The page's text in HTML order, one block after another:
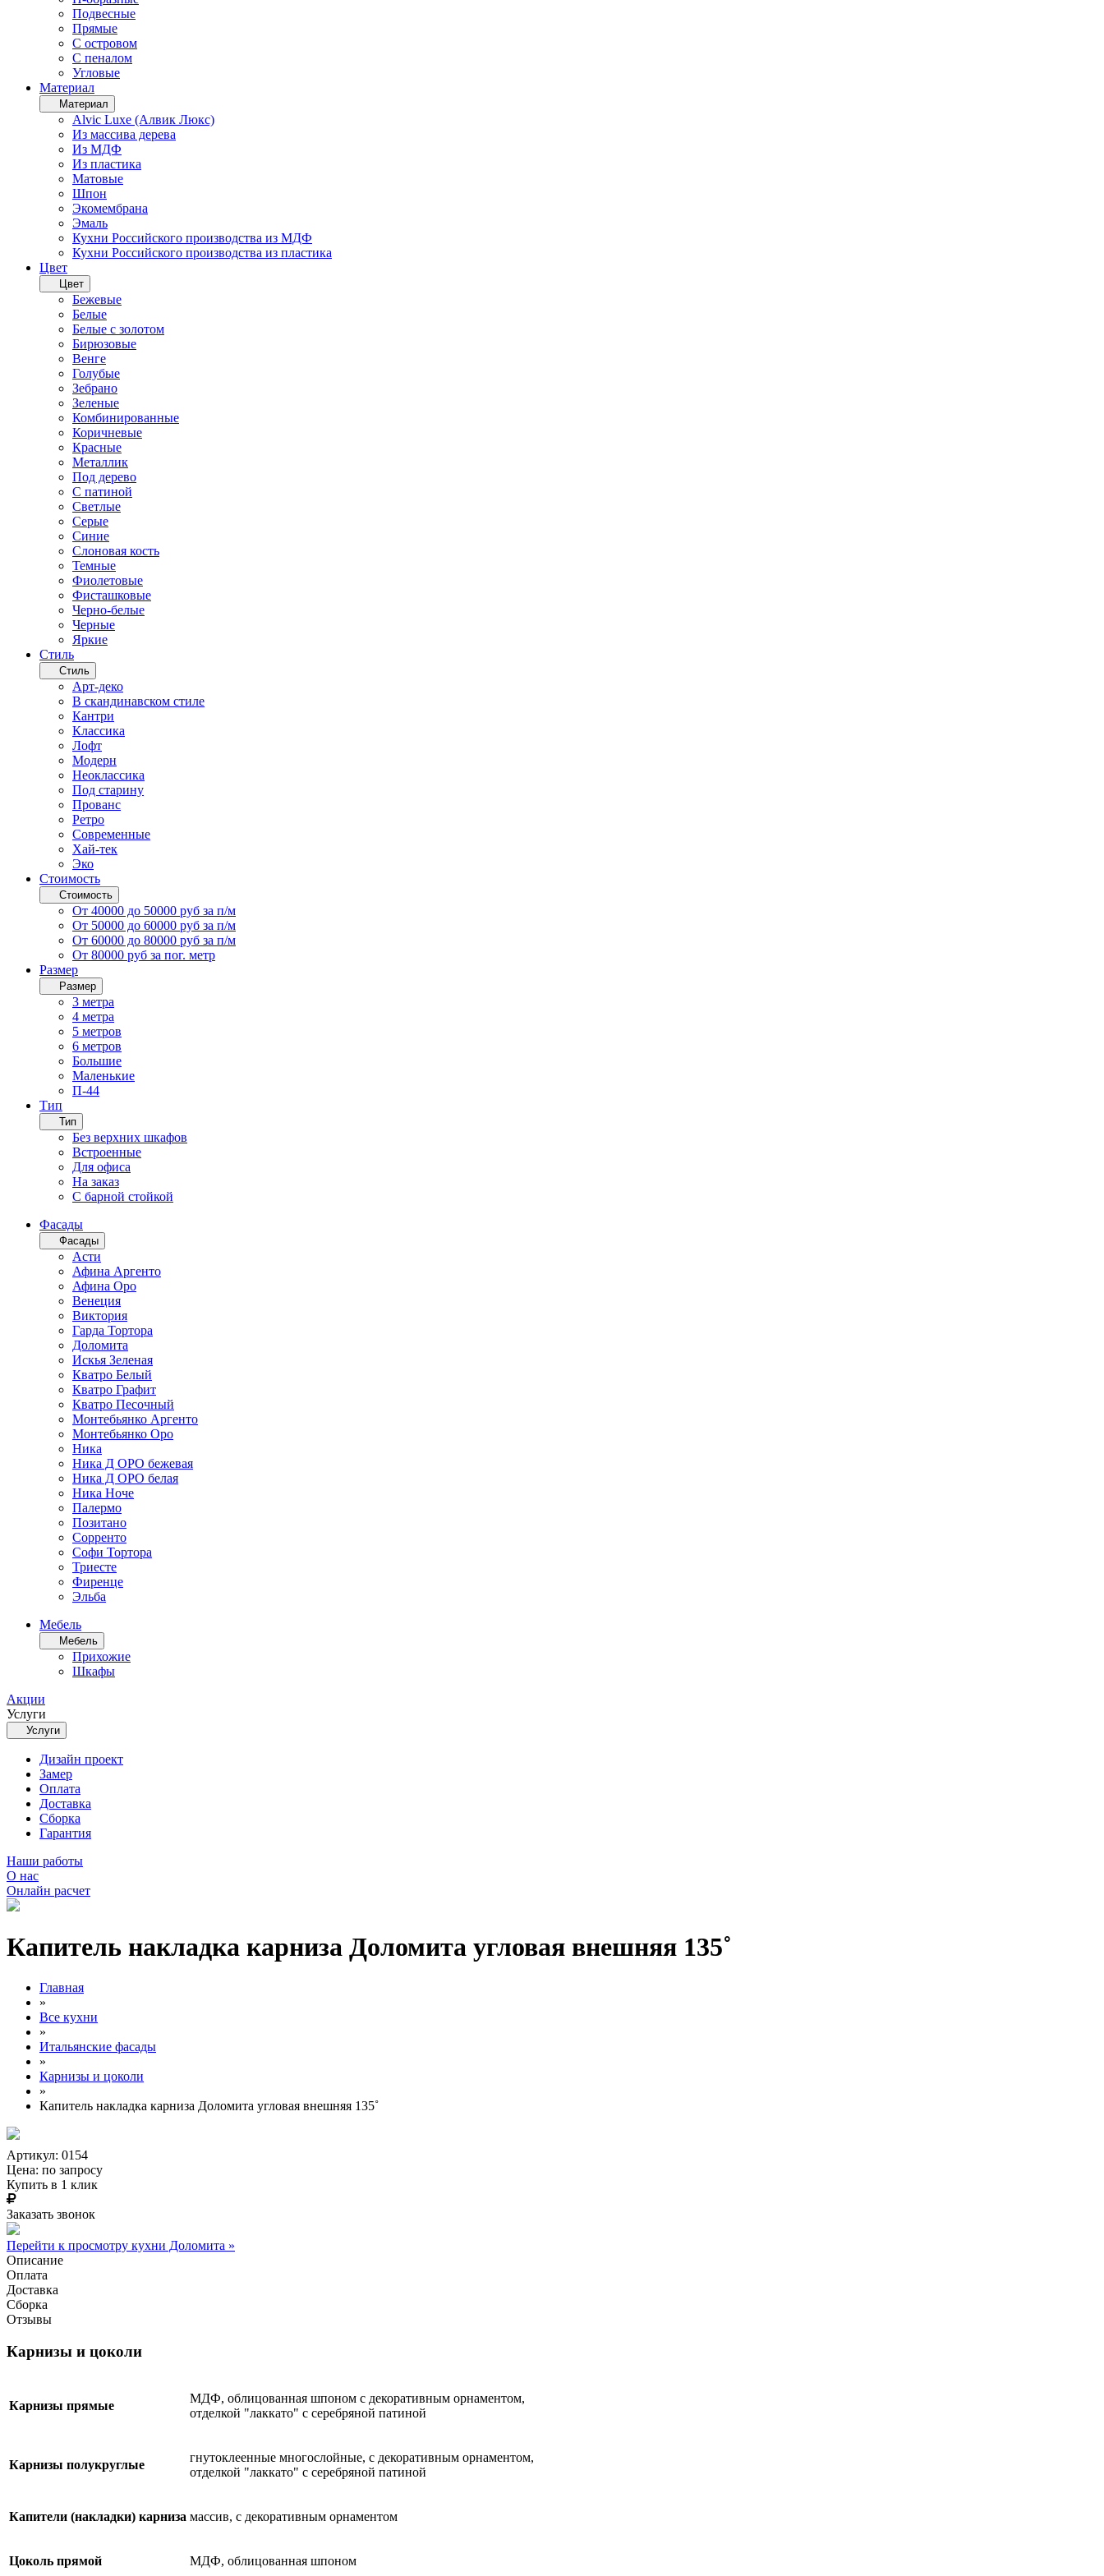
Подвесные
Прямые
С островом
С пеналом
Угловые
Материал
Материал
Alvic Luxe (Алвик Люкс)
Из массива дерева
Из МДФ
Из пластика
Матовые
Шпон
Экомембрана
Эмаль
Кухни Российского производства из МДФ
Кухни Российского производства из пластика
Цвет
Цвет
Бежевые
Белые
Белые с золотом
Бирюзовые
Венге
Голубые
Зебрано
Зеленые
Комбинированные
Коричневые
Красные
Металлик
Под дерево
С патиной
Светлые
Серые
Синие
Слоновая кость
Темные
Фиолетовые
Фисташковые
Черно-белые
Черные
Яркие
Стиль
Стиль
Арт-деко
В скандинавском стиле
Кантри
Классика
Лофт
Модерн
Неоклассика
Под старину
Прованс
Ретро
Современные
Хай-тек
Эко
Стоимость
Стоимость
От 40000 до 50000 руб за п/м
От 50000 до 60000 руб за п/м
От 60000 до 80000 руб за п/м
От 80000 руб за пог. метр
Размер
Размер
3 метра
4 метра
5 метров
6 метров
Большие
Маленькие
П-44
Тип
Тип
Без верхних шкафов
Встроенные
Для офиса
На заказ
С барной стойкой
Фасады
Фасады
Асти
Афина Аргенто
Афина Оро
Венеция
Виктория
Гарда Тортора
Доломита
Искья Зеленая
Кватро Белый
Кватро Графит
Кватро Песочный
Монтебьянко Аргенто
Монтебьянко Оро
Ника
Ника Д ОРО бежевая
Ника Д ОРО белая
Ника Ноче
Палермо
Позитано
Сорренто
Софи Тортора
Триесте
Фиренце
Эльба
Мебель
Мебель
Прихожие
Шкафы
Акции
Услуги
Услуги
Дизайн проект
Замер
Оплата
Доставка
Сборка
Гарантия
Наши работы
О нас
Онлайн расчет
Капитель накладка карниза Доломита угловая внешняя 135˚
Главная
»
Все кухни
»
Итальянские фасады
»
Карнизы и цоколи
»
Капитель накладка карниза Доломита угловая внешняя 135˚
Артикул: 0154
Цена: по запросу
Купить в 1 клик
Заказать звонок
Перейти к просмотру кухни Доломита »
Описание
Оплата
Доставка
Сборка
Отзывы
Карнизы и цоколи
Карнизы прямые
МДФ, облицованная шпоном с декоративным орнаментом,
отделкой "лаккато" с серебряной патиной
Карнизы полукруглые
гнутоклеенные многослойные, с декоративным орнаментом,
отделкой "лаккато" с серебряной патиной
Капители (накладки) карниза массив, с декоративным орнаментом
Цоколь прямой МДФ, облицованная шпоном